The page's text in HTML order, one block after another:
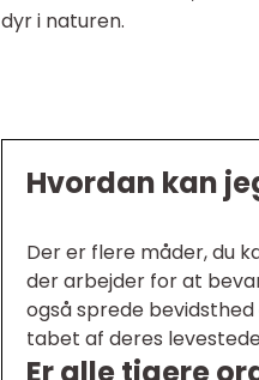
dyr i naturen.
Hvordan kan
Der er flere måder, du
der arbejder for at
også sprede
tabet af deres